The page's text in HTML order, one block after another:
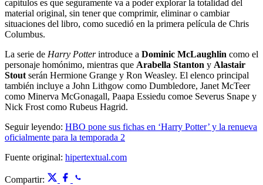
capítulos es que seguramente va a poder explorar la totalidad del
material original, sin tener que comprimir, eliminar o cambiar
situaciones del libro, como sucedió en la primera película de Chris
Columbus.
La serie de Harry Potterintroduce a Dominic McLaughlin como el
personaje homónimo, mientras que Arabella Stanton y Alastair
Stout serán Hermione Grange y Ron Weasley. El elenco principal
también incluye a John Lithgow como Dumbledore, Janet McTeer
como Minerva McGonagall, Paapa Essiedu comoe Severus Snape y
Nick Frost como Rubeus Hagrid.
Seguir leyendo: HBO pone sus fichas en ‘Harry Potter’ y la renueva
oficialmente para la temporada 2
Fuente original: hipertextual.com
Compartir: